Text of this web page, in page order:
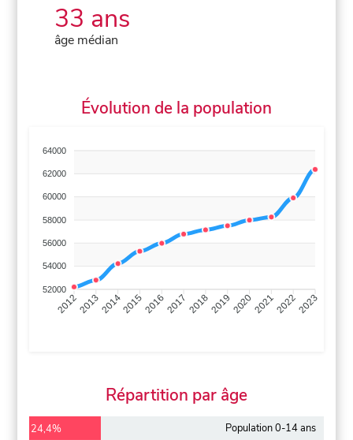
33 ans
âge médian
Évolution de la population
64000
62000
60000
58000
56000
54000
52000
201220132014201520162017 201820192020202120222023
Répartition par âge
24,4% Population 0-14 ans